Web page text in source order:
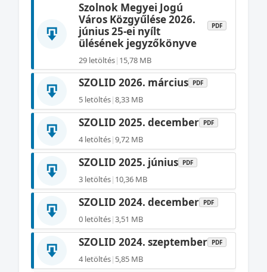
Szolnok Megyei Jogú
Város Közgyűlése 2026.
június 25-ei nyílt
ülésének jegyzőkönyve
PDF
29 letöltés| 15,78 MB
SZOLID 2026. március PDF
5 letöltés|8,33 MB
SZOLID 2025. december PDF
4 letöltés|9,72 MB
SZOLID 2025. június PDF
3 letöltés| 10,36 MB
SZOLID 2024. december PDF
0 letöltés|3,51 MB
SZOLID 2024. szeptember PDF
4 letöltés| 5,85 MB